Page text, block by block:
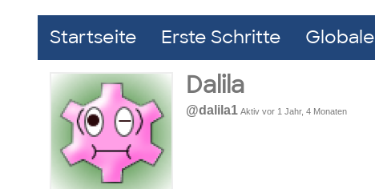
Startseite Erste Schritte
Dalila
@dalila1 Aktiv vor 1 Jahr, 4 Monaten